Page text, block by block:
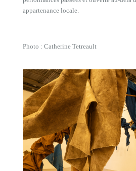
appartenance locale.
Photo : Catherine Tetreault